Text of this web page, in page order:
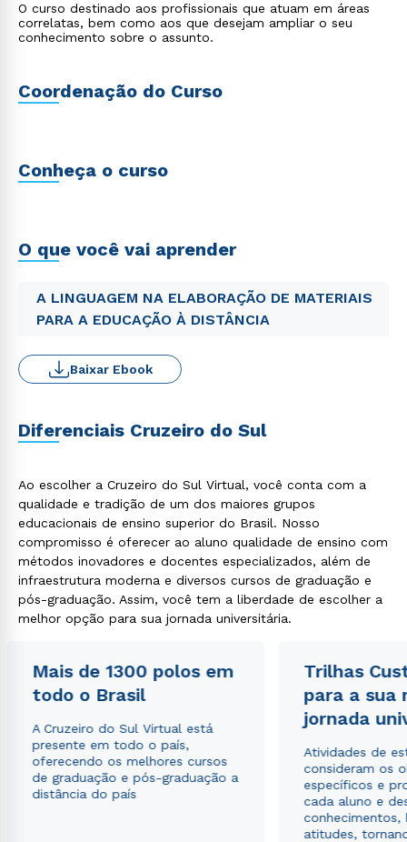
O curso destinado aos profissionais que atuam em áreas
correlatas, bem como aos que desejam ampliar o seu
conhecimento sobre o assunto.
Coordenação do Curso
Conheça o curso
O que você vai aprender
A LINGUAGEM NA ELABORAÇÃO DE MATERIAIS
PARA A EDUCAÇÃO À DISTÂNCIA
Baixar Ebook
Diferenciais Cruzeiro do Sul
Ao escolher a Cruzeiro do Sul Virtual, você conta com a
qualidade e tradição de um dos maiores grupos
educacionais de ensino superior do Brasil. Nosso
compromisso é oferecer ao aluno qualidade de ensino com
métodos inovadores e docentes especializados, além de
infraestrutura moderna e diversos cursos de graduação e
pós-graduação. Assim, você tem a liberdade de escolher a
melhor opção para sua jornada universitária.
Mais de 1300 polos em
todo o Brasil
A Cruzeiro do Sul Virtual está
presente em todo o país,
oferecendo os melhores cursos
de graduação e pós-graduação a
distância do país
Trilhas
para a sua
jornada
Atividades de
consideram os
específicos e
cada aluno e
conhecimentos,
atitudes,